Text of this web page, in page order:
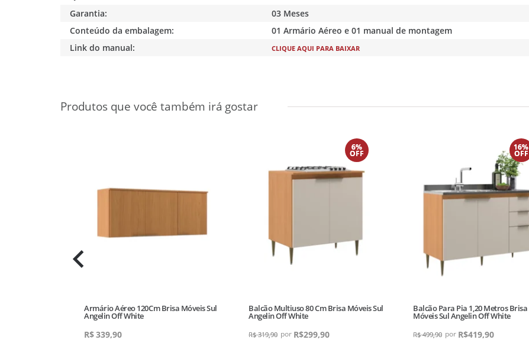
Garantia:
03 Meses
Conteúdo da embalagem:
01 Armário Aéreo e 01 manual de montagem
Link do manual:
CLIQUE AQUI PARA BAIXAR
Armário Aéreo 120Cm Brisa Móveis Sul
Angelin Off White
R$339,90
6%
OFF
Balcão Multiuso 80 Cm Brisa Móveis Sul
Angelin Off White
R$ 319,90 R$299,90
16%
OFF
Balcão Para Pia 1,20 Metros Brisa
Móveis Sul Angelin Off White
R$ 499,90 R$419,90